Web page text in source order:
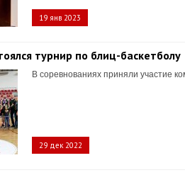
19 янв 2023
турнир по блиц-баскетболу
В соревнованиях приняли участие
29 дек 2022